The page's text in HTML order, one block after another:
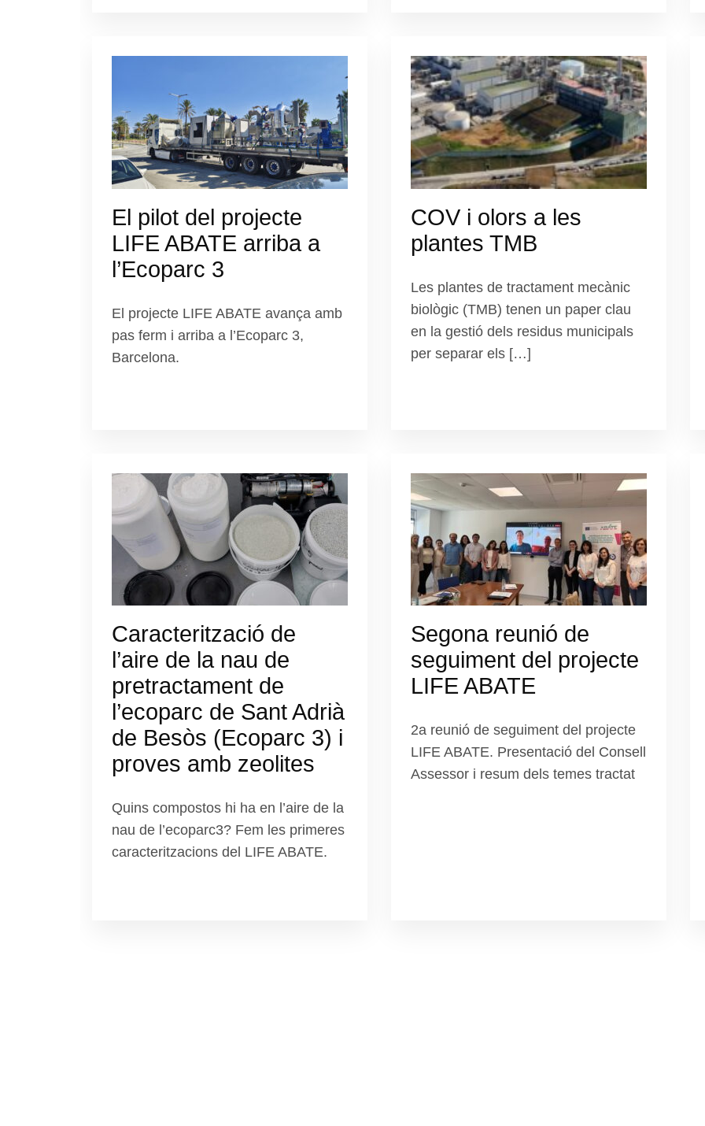
El pilot del projecte
LIFE ABATE arriba a
l’Ecoparc 3
El projecte LIFE ABATE avança amb
pas ferm i arriba a l’Ecoparc 3,
Barcelona.
COV i olors a les
plantes TMB
Les plantes de tractament mecànic
biològic (TMB) tenen un paper clau
en la gestió dels residus municipals
per separar els […]
Caracterització de
l’aire de la nau de
pretractament de
l’ecoparc de Sant Adrià
de Besòs (Ecoparc 3) i
proves amb zeolites
Quins compostos hi ha en l’aire de la
nau de l’ecoparc3? Fem les primeres
caracteritzacions del LIFE ABATE.
Segona reunió de
seguiment del projecte
LIFE ABATE
2a reunió de seguiment del projecte
LIFE ABATE. Presentació del Consell
Assessor i resum dels temes tractat